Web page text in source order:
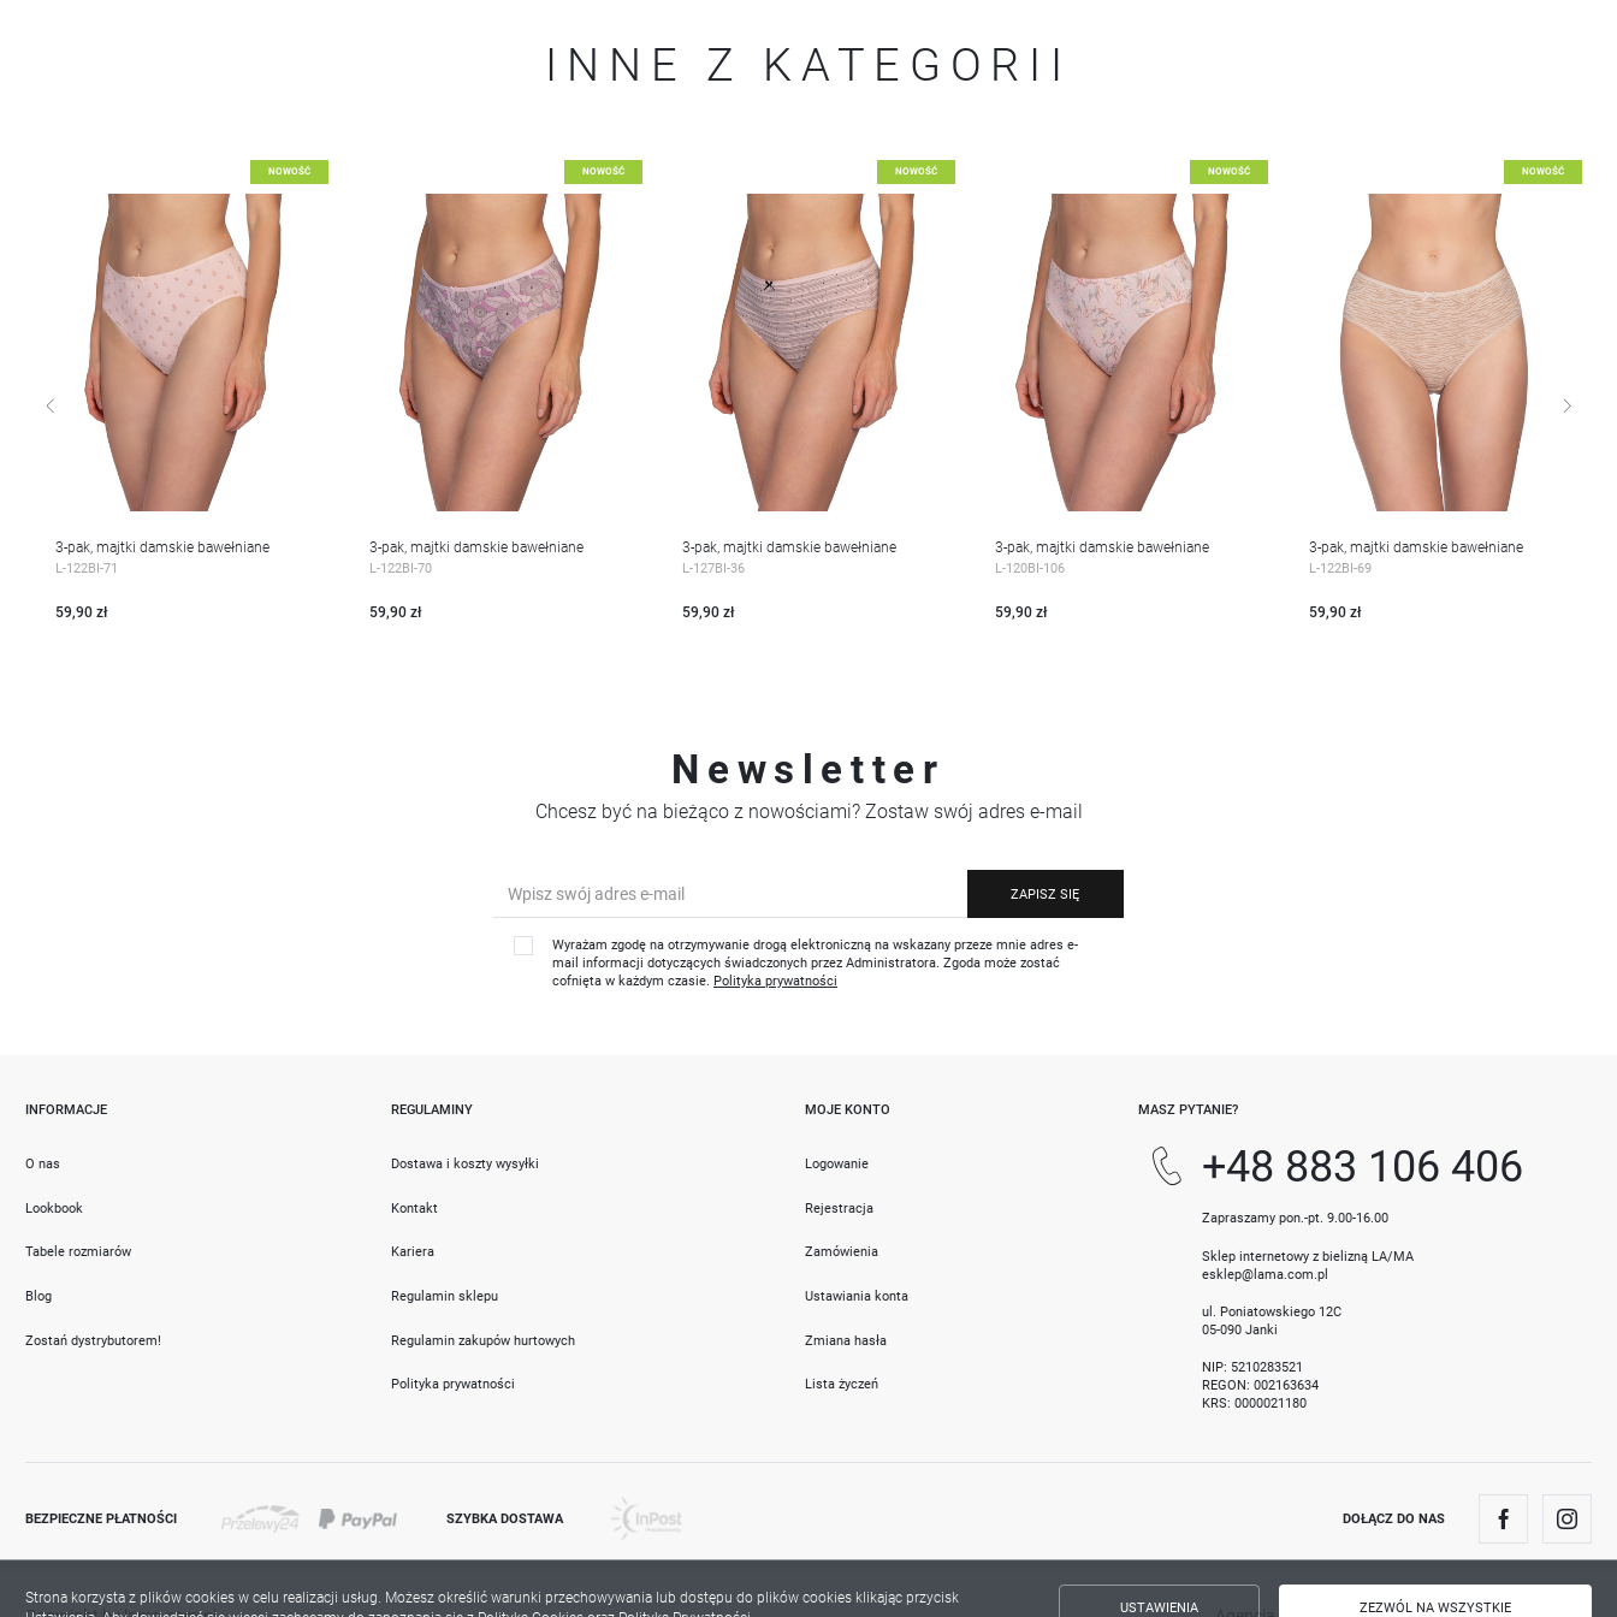
INNE Z KATEGORII
NOWOŚĆ
3-pak, majtki damskie bawełniane
L-122BI-71
59,90 zł
WIĘCEJ
NOWOŚĆ
3-pak, majtki damskie bawełniane
L-122BI-70
59,90 zł
WIĘCEJ
NOWOŚĆ
3-pak, majtki damskie bawełniane
L-127BI-36
59,90 zł
WIĘCEJ
NOWOŚĆ
3-pak, majtki damskie bawełniane
L-120BI-106
59,90 zł
WIĘCEJ
NOWOŚĆ
3-pak, majtki damskie bawełniane
L-122BI-69
59,90 zł
WIĘCEJ
Newsletter
Chcesz być na bieżąco z nowościami? Zostaw swój adres e-mail
ZAPISZ SIĘ
Wyrażam zgodę na otrzymywanie drogą elektroniczną na wskazany przeze mnie adres e-
mail informacji dotyczących świadczonych przez Administratora. Zgoda może zostać
cofnięta w każdym czasie. Polityka prywatności
INFORMACJE
O nas
Lookbook
Tabele rozmiarów
Blog
Zostań dystrybutorem!
REGULAMINY
Dostawa i koszty wysyłki
Kontakt
Kariera
Regulamin sklepu
Regulamin zakupów hurtowych
Polityka prywatności
MOJE KONTO
Logowanie
Rejestracja
Zamówienia
Ustawiania konta
Zmiana hasła
Lista życzeń
MASZ PYTANIE?
+48 883 106 406
Zapraszamy pon.-pt. 9.00-16.00
Sklep internetowy z bielizną LA/MA
esklep@lama.com.pl
ul. Poniatowskiego 12C
05-090 Janki
NIP: 5210283521
REGON: 002163634
KRS: 0000021180
BEZPIECZNE PŁATNOŚCI SZYBKA DOSTAWA DOŁĄCZ DO NAS
Strona korzysta z plików cookies w celu realizacji usług. Możesz określić warunki przechowywania lub dostępu do plików cookies klikając przycisk
USTAWIENIA ZEZWÓL NA WSZYSTKIE